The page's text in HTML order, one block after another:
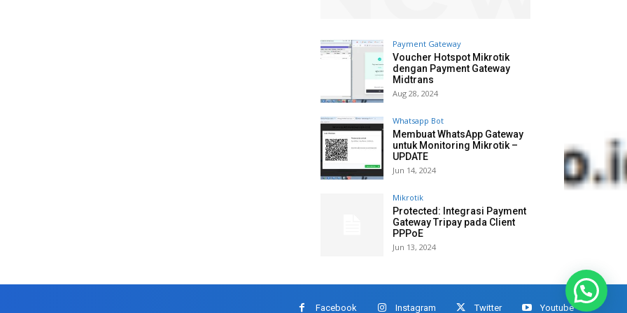
Payment Gateway
Voucher Hotspot Mikrotik
dengan Payment Gateway
Midtrans
Aug 28, 2024
Whatsapp Bot
Membuat WhatsApp Gateway
untuk Monitoring Mikrotik –
UPDATE
Jun 14, 2024
Mikrotik
Protected: Integrasi Payment
Gateway Tripay pada Client
PPPoE
Jun 13, 2024
Facebook Instagram Twitter Youtube